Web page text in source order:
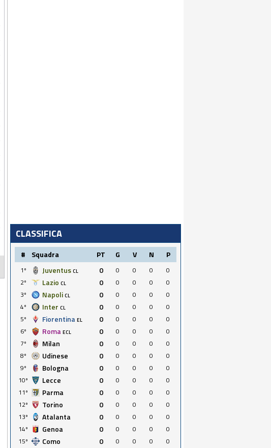
CLASSIFICA
# Squadra PT G V N P
1º Juventus CL 0 0 0 0
0
2º
Lazio CL 0 0 0 0
0
3º
Napoli CL 0 0 0 0
0
4º
Inter CL 0 0 0 0
0
5º
Fiorentina EL 0 0 0 0
0
6º
Roma ECL 0 0 0 0
0
7º
Milan 0 0 0 0
0
8º
Udinese 0 0 0 0
0
9º
Bologna 0 0 0 0
0
10º
Lecce 0 0 0 0
0
11º
Parma 0 0 0 0
0
12º
Torino 0 0 0 0
0
13º
Atalanta 0 0 0 0
0
14º
Genoa 0 0 0 0
0
15º
Como 0 0 0 0 0